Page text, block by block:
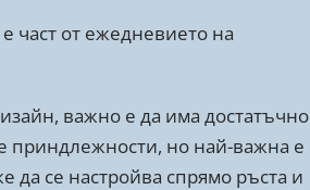
част от ежедневието на
важно е да има достатъчно
приндлежности, но най-важна е
да се настройва спрямо ръста и